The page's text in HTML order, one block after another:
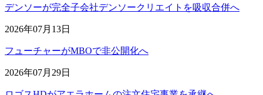
デンソーが完全子会社デンソークリエイトを吸収合併へ
2026年07月13日
フューチャーがMBOで非公開化へ
2026年07月29日